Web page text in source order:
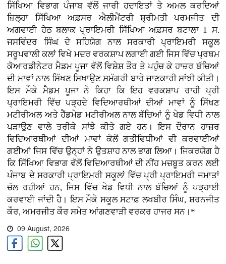
ਸਿੱਖਿਆ ਵਿਭਾਗ ਪੰਜਾਬ ਵੱਲੋਂ ਜਾਰੀ ਹਦਾਇਤਾਂ ਤੇ ਅਮਲ ਕਰਦਿਆਂ
ਜ਼ਿਲ੍ਹਾ ਸਿੱਖਿਆ ਅਫ਼ਸਰ ਐਲੀਮੈਂਟਰੀ ਸ਼੍ਰੀਮਤੀ ਪਰਮਜੀਤ ਦੀ
ਅਗਵਾਈ ਹੇਠ ਬਲਾਕ ਪ੍ਰਾਇਮਰੀ ਸਿੱਖਿਆ ਅਫ਼ਸਰ ਬਟਾਲਾ 1 ਸ.
ਜਸਵਿੰਦਰ ਸਿੰਘ ਦੇ ਸਹਿਯੋਗ ਨਾਲ ਸਰਕਾਰੀ ਪ੍ਰਾਇਮਰੀ ਸਕੂਲ
ਸਰੂਪਵਾਲੀ ਕਲਾਂ ਵਿਖੇ ਮਦਰ ਵਰਕਸ਼ਾਪ ਲਗਾਈ ਗਈ ਜਿਸ ਵਿੱਚ ਪ੍ਰਥਮ
ਕੋਆਰਡੀਨੇਟਰ ਮੈਡਮ ਪੂਜਾ ਵੱਲੋਂ ਵਿਸ਼ੇਸ਼ ਤੌਰ ਤੇ ਪਹੁੰਚ ਕੇ ਹਾਜ਼ਰ ਬੱਚਿਆਂ
ਦੀ ਮਾਵਾਂ ਨਾਲ ਸਿੱਖਣ ਸਿਖਾਉਣ ਸਮੱਗਰੀ ਬਾਰੇ ਜਾਣਕਾਰੀ ਸਾਂਝੀ ਕੀਤੀ।
ਇਸ ਮੌਕੇ ਮੈਡਮ ਪੂਜਾ ਨੇ ਕਿਹਾ ਕਿ ਇਹ ਵਰਕਸ਼ਾਪ ਰਾਹੀ ਪ੍ਰੀ
ਪ੍ਰਾਇਮਰੀ ਵਿੱਚ ਪੜ੍ਹਦੇ ਵਿਦਿਆਰਥੀਆਂ ਦੀਆਂ ਮਾਵਾਂ ਨੂੰ ਸਿੱਖਣ
ਮਟੀਰੀਅਲ ਅਤੇ ਹੈੱਡਮੇਡ ਮਟੀਰੀਅਲ ਨਾਲ ਬੱਚਿਆਂ ਨੂੰ ਖੇਡ ਵਿਧੀ ਨਾਲ
ਪੜਾਉਣ ਵਾਲੇ ਤਰੀਕੇ ਸਾਂਝੇ ਕੀਤੇ ਗਏ ਹਨ। ਇਸ ਦੌਰਾਨ ਹਾਜ਼ਰ
ਵਿਦਿਆਰਥੀਆਂ ਦੀਆਂ ਮਾਵਾਂ ਕੋਲੋਂ ਗਤੀਵਿਧੀਆਂ ਵੀ ਕਰਵਾਈਆਂ
ਗਈਆਂ ਜਿਸ ਵਿੱਚ ਉਨ੍ਹਾਂ ਨੇ ਉਤਸ਼ਾਹ ਨਾਲ ਭਾਗ ਲਿਆ। ਜਿਕਰਯੋਗ ਹੈ
ਕਿ ਸਿੱਖਿਆ ਵਿਭਾਗ ਵੱਲੋਂ ਵਿਦਿਆਰਥੀਆਂ ਦੀ ਨੀਂਹ ਮਜ਼ਬੂਤ ਕਰਨ ਲਈ
ਪੰਜਾਬ ਦੇ ਸਰਕਾਰੀ ਪ੍ਰਾਇਮਰੀ ਸਕੂਲਾਂ ਵਿੱਚ ਪ੍ਰੀ ਪ੍ਰਾਇਮਰੀ ਜਮਾਤਾਂ
ਚੱਲ ਰਹੀਆਂ ਹਨ, ਜਿਸ ਵਿੱਚ ਖੇਡ ਵਿਧੀ ਨਾਲ ਬੱਚਿਆਂ ਨੂੰ ਪੜ੍ਹਾਈ
ਕਰਵਾਈ ਜਾਂਦੀ ਹੈ। ਇਸ ਮੌਕੇ ਸਕੂਲ ਸਟਾਫ਼ ਲਖਬੀਰ ਸਿੰਘ, ਸ਼ਰਨਜੀਤ
ਕੌਰ, ਅਮਰਜੀਤ ਕੌਰ ਸਮੇਤ ਆਂਗਣਵਾੜੀ ਵਰਕਰ ਹਾਜਰ ਸਨ।*
09 August, 2026